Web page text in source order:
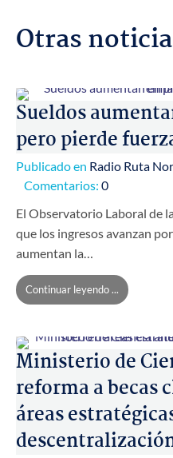
Otras
Sueldos
pero pierde
Publicado en Radio Ruta
Comentarios: 0
El Observatorio Laboral de
que los ingresos avanzan
aumentan la…
Continuar leyendo ...
Ministerio de
reforma a becas
áreas